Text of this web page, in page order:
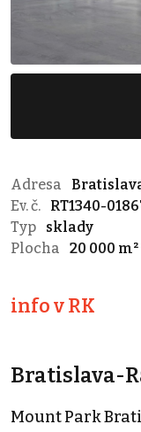
Adresa
Ev. č.
RT1340-
Typ
sklady
Plocha
20 000 m²
info v RK
Bratislava-
Mount Park